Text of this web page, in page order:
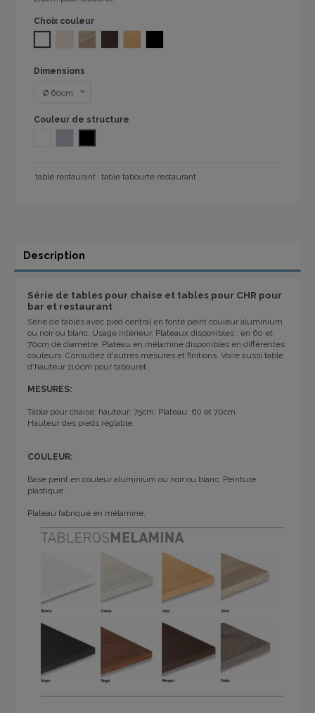
Choix couleur
Dimensions
Couleur de structure
table restaurant table tabourte restaurant
Description
Série de tables pour chaise et tables pour CHR pour
bar et restaurant
Série de tables avec pied central en fonte peint couleur aluminium
ou noir ou blanc. Usage intérieur. Plateaux disponibles : en 60 et
70cm de diamètre. Plateau en mélamine disponibles en différentes
couleurs. Consultez d'autres mesures et finitions. Voire aussi table
d'hauteur 110cm pour tabouret.
MESURES:
Table pour chaise: hauteur: 75cm; Plateau: 60 et 70cm
Hauteur des pieds réglable.
COULEUR:
Base peint en couleur aluminium ou noir ou blanc. Peinture
plastique.
Plateau fabriqué en mélamine.